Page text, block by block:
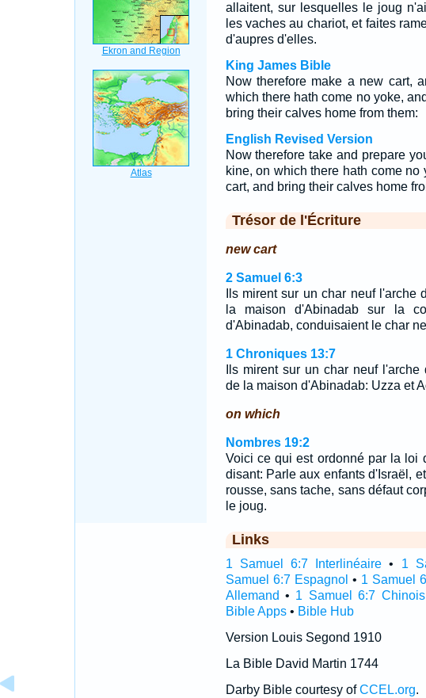
allaitent, sur lesquelles le joug
les vaches au chariot, et faites
d'aupres d'elles.
King James Bible
Now therefore make a new cart,
which there hath come no yoke,
bring their calves home from them:
English Revised Version
Now therefore take and prepare
kine, on which there hath come
cart, and bring their calves home
Trésor de l'Écriture
new cart
2 Samuel 6:3
Ils mirent sur un char neuf l'arche
la maison d'Abinadab sur la
d'Abinadab, conduisaient le char
1 Chroniques 13:7
Ils mirent sur un char neuf
de la maison d'Abinadab: Uzza et
on which
Nombres 19:2
Voici ce qui est ordonné par la loi
disant: Parle aux enfants d'Israël,
rousse, sans tache, sans défaut
le joug.
Links
1 Samuel 6:7 Interlinéaire • 1
Samuel 6:7 Espagnol • 1 Samuel
Allemand • 1 Samuel 6:7 Chinois
Bible Apps• Bible Hub
Version Louis Segond 1910
La Bible David Martin 1744
Darby Bible courtesy ofCCEL.org.